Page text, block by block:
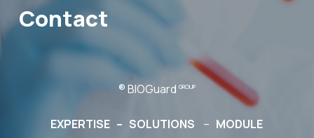
Contact
® BIOGuard GROUP
EXPERTISE –SOLUTIONS – MODULE